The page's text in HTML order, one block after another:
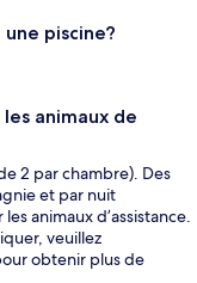
piscine?
animaux de
2 par chambre). Des
et par nuit
animaux d’assistance.
veuillez
obtenir plus de